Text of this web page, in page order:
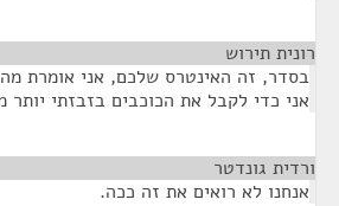
רונית תירוש
בסדר, זה האינטרס שלכם, אני אומרת
אני כדי לקבל את הכוכבים בזבזתי יותר
ורדית גונדטר
אנחנו לא רואים את זה ככה.